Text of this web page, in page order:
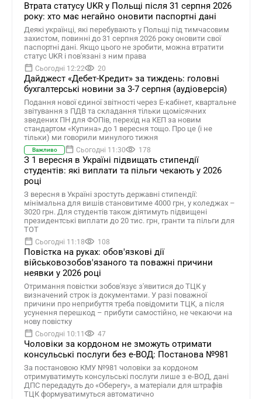
Втрата статусу UKR у Польщі після 31 серпня 2026
року: хто має негайно оновити паспортні дані
Деякі українці, які перебувають у Польщі під тимчасовим
захистом, повинні до 31 серпня 2026 року оновити свої
паспортні дані. Якщо цього не зробити, можна втратити
статус UKR і пов'язані з ним права
Сьогодні 12:22 20
Дайджест «Дебет-Кредит» за тиждень: головні
бухгалтерські новини за 3-7 серпня (аудіоверсія)
Подання нової єдиної звітності через Е-кабінет, квартальне
звітування з ПДВ та складання тільки щомісячних
зведених ПН для ФОПів, перехід на КЕП за новим
стандартом «Купина» до 1 вересня тощо. Про це (і не
тільки) ми говорили минулого тижня
Важливо Сьогодні 11:30 178
З 1 вересня в Україні підвищать стипендії
студентів: які виплати та пільги чекають у 2026
році
З вересня в Україні зростуть державні стипендії:
мінімальна для вишів становитиме 4000 грн, у коледжах –
3020 грн. Для студентів також діятимуть підвищені
президентські виплати до 20 тис. грн, гранти та пільги для
ТОТ
Сьогодні 11:18 108
Повістка на руках: обов'язкові дії
військовозобов'язаного та поважні причини
неявки у 2026 році
Отримання повістки зобов'язує з'явитися до ТЦК у
визначений строк із документами. У разі поважної
причини про неприбуття треба повідомити ТЦК, а після
усунення перешкод – прибути самостійно, не чекаючи на
нову повістку
Сьогодні 10:11 47
Чоловіки за кордоном не зможуть отримати
консульські послуги без е-ВОД: Постанова №981
За постановою КМУ №981 чоловіки за кордоном
отримуватимуть консульські послуги лише з е-ВОД, дані
ДПС передадуть до «Оберегу», а матеріали для штрафів
ТЦК формуватимуться автоматично